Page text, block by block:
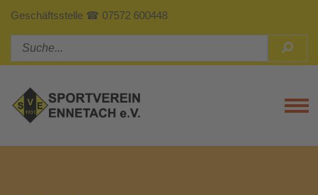
Geschäftsstelle ☎ 07572 600448